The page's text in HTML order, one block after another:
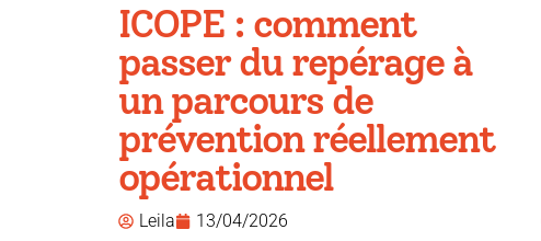
ICOPE : comment
passer du repérage à
un parcours de
prévention réellement
opérationnel
Leila 13/04/2026